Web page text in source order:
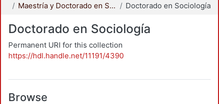
Maestría y Doctorado en Sociología
Doctorado en Sociología
Doctorado en Sociología
Permanent URI for this collection
https://hdl.handle.net/11191/4390
Browse